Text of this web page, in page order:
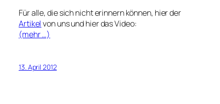
Für alle, die sich nicht erinnern können, hier der
Artikelvon uns und hier das Video:
(mehr …)
13. April 2012